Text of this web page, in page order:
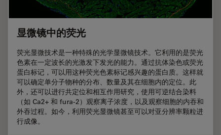
显微镜中的荧光
荧光显微技术是一种特殊的光学显微镜技术。它利用的是荧光
色素在一定波长的光激发下发光的能力。通过抗体染色或荧光
蛋白标记，可以用这种荧光色素标记感兴趣的蛋白质。这样就
可以确定单分子物种的分布、数量及其在细胞内的定位。此
外，还可以进行共定位和相互作用研究，使用可逆结合染料
（如 Ca2+ 和 fura-2）观察离子浓度，以及观察细胞的内吞和
外吞过程。如今，利用荧光显微镜甚至可以对亚分辨率颗粒进
行成像。